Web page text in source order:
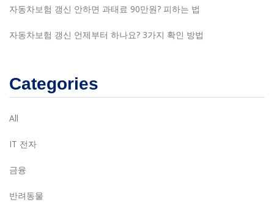
자동차보험 갱신 안하면 과태료 90만원? 피하는 법
자동차보험 갱신 언제부터 하나요? 3가지 확인 방법
Categories
All
IT 전자
금융
반려동물